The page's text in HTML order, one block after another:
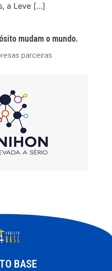
a Leve […]
mudam o mundo.
parceiras
BASE